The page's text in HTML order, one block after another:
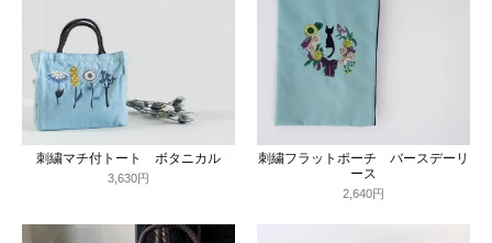
刺繍マチ付トート ボタニカル
3,630円
刺繍フラットポーチ バースデーリ
ース
2,640円